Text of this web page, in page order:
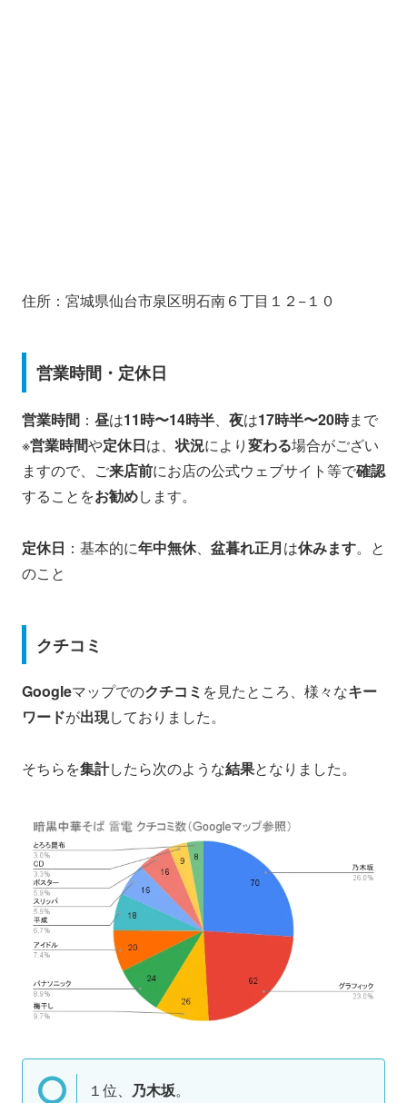
住所：宮城県仙台市泉区明石南６丁目１２−１０
営業時間・定休日
営業時間 ： 昼は11時〜14時半、 夜は17時半〜20時まで
※営業時間や定休日は、状況により変わる場合がござい
ますので、ご来店前にお店の公式ウェブサイト等で確認
することをお勧めします。
定休日 ：基本的に年中無休、 盆暮れ正月は休みます。と
のこと
クチコミ
Googleマップでのクチコミ を見たところ、様々なキー
ワードが出現しておりました。
そちらを集計したら次のような結果となりました。
１位、 乃木坂。